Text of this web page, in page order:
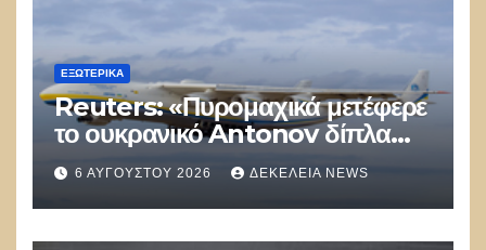
ΕΞΩΤΕΡΙΚΑ
Reuters: «Πυρομαχικά μετέφερε
το ουκρανικό Antonov δίπλα
στο οποίο βρέθηκε το drone στη
Λειψία»
6 ΑΥΓΟΎΣΤΟΥ 2026 ΔΕΚΈΛΕΙΑ NEWS